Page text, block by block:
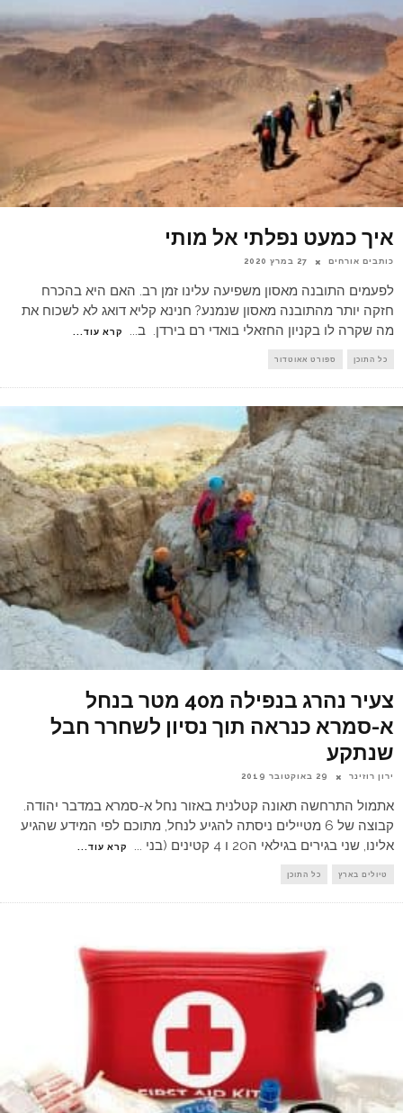
איך כמעט נפלתי אל מותי
כותבים אורחים 27 במרץ 2020
לפעמים התובנה מאסון משפיעה עלינו זמן רב. האם היא בהכרח
חזקה יותר מהתובנה מאסון שנמנע? חנינא קליא דואג לא לשכוח את
מה שקרה לו בקניון החזאלי בואדי רם בירדן. ב... קרא עוד...
כל התוכן ספורט אאוטדור
צעיר נהרג בנפילה מ40 מטר בנחל
א-סמרא כנראה תוך נסיון לשחרר חבל
שנתקע
ירון רוזינר 29 באוקטובר 2019
אתמול התרחשה תאונה קטלנית באזור נחל א-סמרא במדבר יהודה.
קבוצה של 6 מטיילים ניסתה להגיע לנחל, מתוכם לפי המידע שהגיע
אלינו, שני בגירים בגילאי ה20 ו 4 קטינים (בני
... קרא עוד...
טיולים בארץ כל התוכן